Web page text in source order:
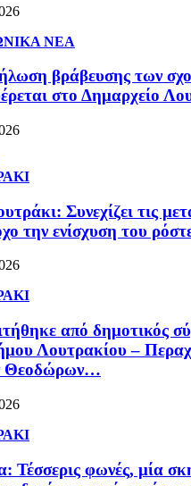
ΝΕΑ
βράβευσης των
στο Δημαρχείο
Συνεχίζει τις
την ενίσχυση του
από δημοτικός
Λουτρακίου –
Θεοδώρων…
Τέσσερις φωνές, μία